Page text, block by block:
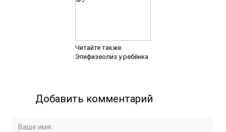
Читайте также:
Эпифизеолиз у ребёнка
Добавить комментарий